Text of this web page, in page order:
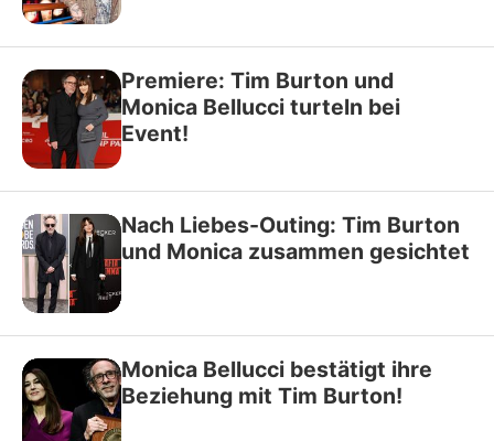
Premiere: Tim Burton und
Monica Bellucci turteln bei
Event!
Nach Liebes-Outing: Tim Burton
und Monica zusammen gesichtet
Monica Bellucci bestätigt ihre
Beziehung mit Tim Burton!